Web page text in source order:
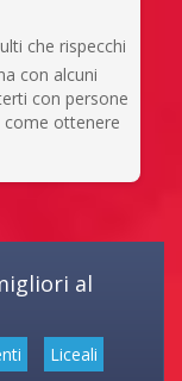
che rispecchi
con alcuni
con persone
come ottenere
al
Liceali